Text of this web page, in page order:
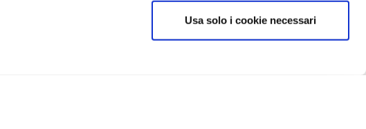
Usa solo i cookie necessari